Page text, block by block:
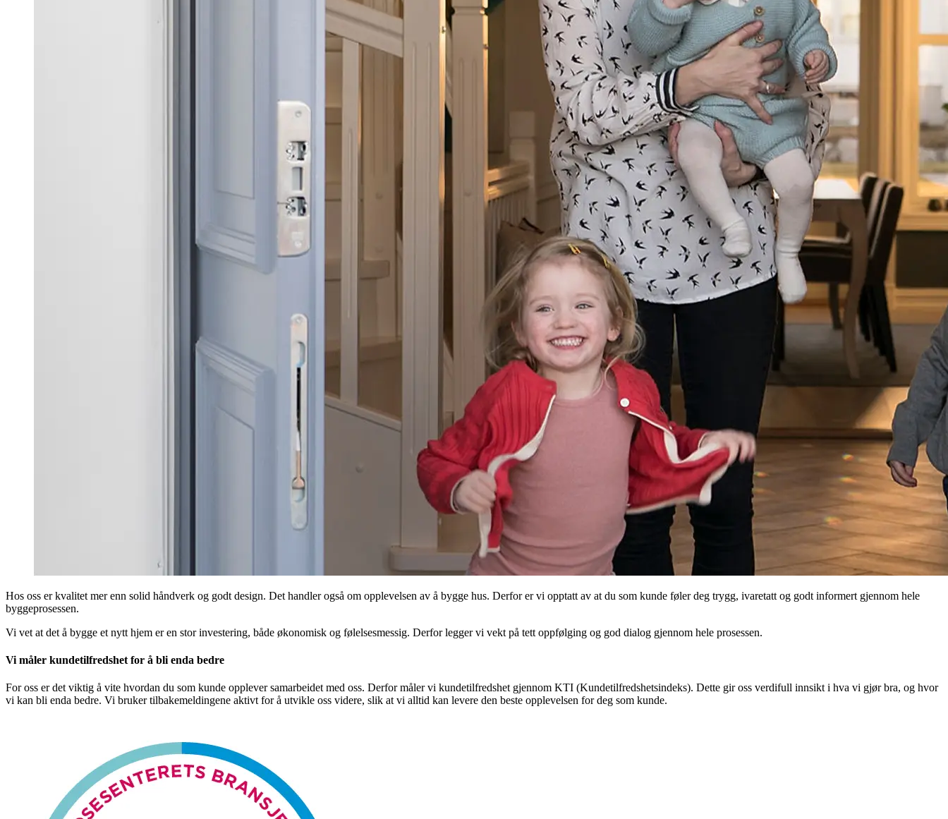
Hos oss er kvalitet mer enn solid håndverk og godt design. Det handler også om opplevelsen av å bygge hus. Derfor er vi opptatt av at du som kunde føler deg trygg, ivaretatt og godt informert gjennom hele
byggeprosessen.
Vi vet at det å bygge et nytt hjem er en stor investering, både økonomisk og følelsesmessig. Derfor legger vi vekt på tett oppfølging og god dialog gjennom hele prosessen.
Vi måler kundetilfredshet for å bli enda bedre
For oss er det viktig å vite hvordan du som kunde opplever samarbeidet med oss. Derfor måler vi kundetilfredshet gjennom KTI (Kundetilfredshetsindeks). Dette gir oss verdifull innsikt i hva vi gjør bra, og hvor
vi kan bli enda bedre. Vi bruker tilbakemeldingene aktivt for å utvikle oss videre, slik at vi alltid kan levere den beste opplevelsen for deg som kunde.